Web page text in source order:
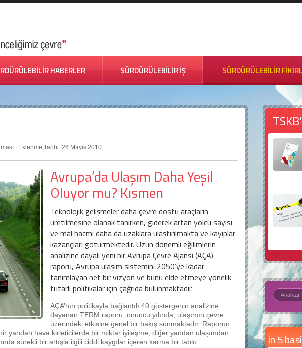
HABERLER SÜRDÜRÜLEBİLİR İŞ SÜRDÜRÜLEBİLİR
| Eklenme Tarihi: 26 Mayıs 2010
Avrupa’da Ulaşım Daha Yeşil
Oluyor mu? Kısmen
Teknolojik gelişmeler daha çevre dostu araçların
üretilmesine olanak tanırken, giderek artan yolcu sayısı
ve mal hacmi daha da uzaklara ulaştırılmakta ve kayıplar
kazançları götürmektedir. Uzun dönemli eğilimlerin
analizine dayalı yeni bir Avrupa Çevre Ajansı (AÇA)
raporu, Avrupa ulaşım sistemini 2050’ye kadar
tanımlayan net bir vizyon ve bunu elde etmeye yönelik
tutarlı politikalar için çağrıda bulunmaktadır.
AÇA’nın politikayla bağlantılı 40 göstergenin analizine
dayanan TERM raporu, onuncu yılında, ulaşımın çevre
üzerindeki etkisine genel bir bakış sunmaktadır. Raporun
yandan hava kirleticilerde bir miktar iyileşme, diğer yandan ulaşımdan
sürekli bir artışla ilgili ciddi kaygılar içeren karma bir tablo